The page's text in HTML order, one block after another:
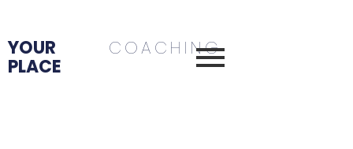
YOUR
PLACE
COACHING